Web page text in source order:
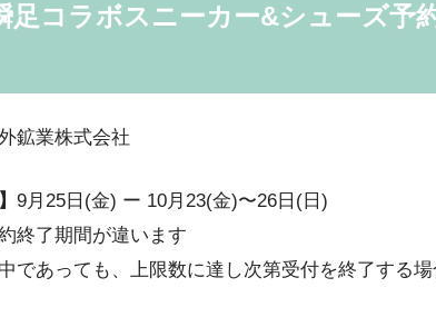
足コラボスニーカー&シューズ予
鉱業株式会社
9月25日(金) ー 10月23(金)〜26日(日)
終了期間が違います
であっても、上限数に達し次第受付を終了する場